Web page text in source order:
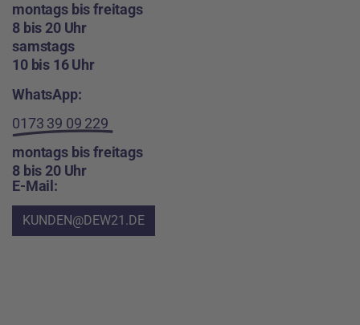
montags bis freitags
8 bis 20 Uhr
samstags
10 bis 16 Uhr
WhatsApp:
0173 39 09 229
montags bis freitags
8 bis 20 Uhr
E-Mail:
KUNDEN@DEW21.DE